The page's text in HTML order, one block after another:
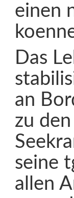
einen
Das
an
zu
seine
allen